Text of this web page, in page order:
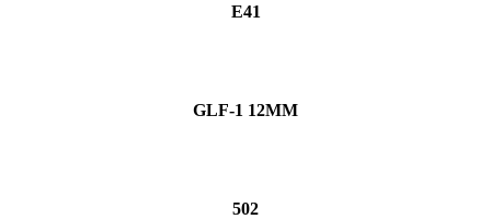
E41
GLF-1 12MM
502